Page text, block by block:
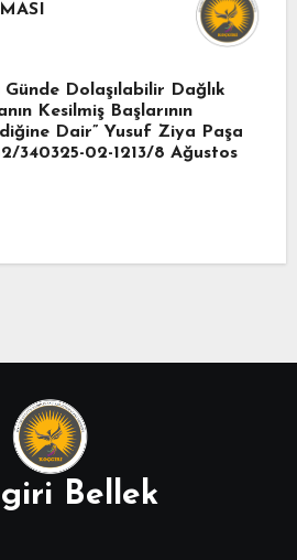
Dolaşılabilir Dağlık
Kesilmiş Başlarının
Dair” Yusuf Ziya Paşa
340325-02-1213/8 Ağustos
Bellek